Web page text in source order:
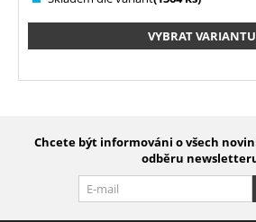
VYBRAT VARIANTU
Chcete být informováni o všech
odběru